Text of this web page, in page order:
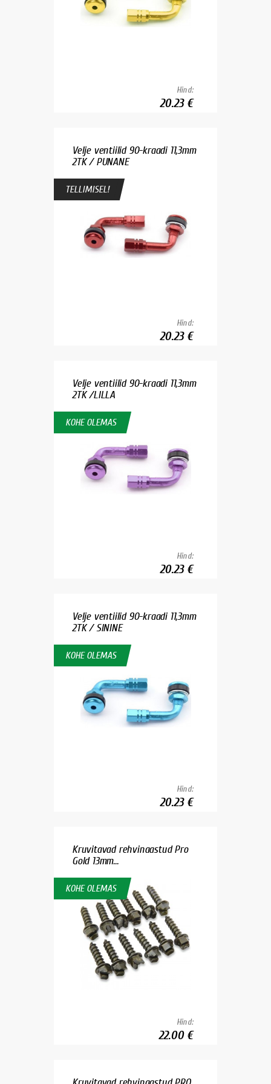
Hind:
20.23 €
Velje ventiilid 90-kraadi 11,3mm
2TK / PUNANE
TELLIMISEL!
Hind:
20.23 €
Velje ventiilid 90-kraadi 11,3mm
2TK /LILLA
KOHE OLEMAS
Hind:
20.23 €
Velje ventiilid 90-kraadi 11,3mm
2TK / SININE
KOHE OLEMAS
Hind:
20.23 €
Kruvitavad rehvinaastud Pro
Gold 13mm...
KOHE OLEMAS
Hind:
22.00 €